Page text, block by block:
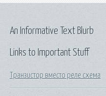
Links to Important Stuff
Транзистор вместо реле схема
An Informative Text Blurb